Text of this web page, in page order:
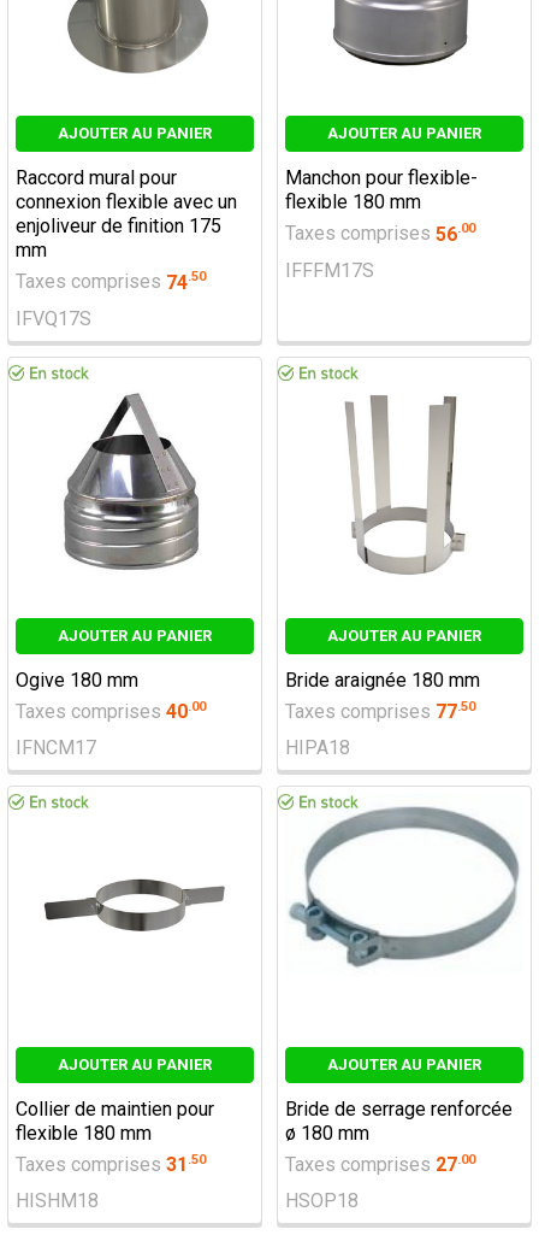
AJOUTER AU PANIER
Raccord mural pour
connexion flexible avec un
enjoliveur de finition 175
mm
Taxes comprises 74.50
IFVQ17S
AJOUTER AU PANIER
Manchon pour flexible-
flexible 180 mm
Taxes comprises 56.00
IFFFM17S
AJOUTER AU PANIER
Ogive 180 mm
Taxes comprises 40.00
IFNCM17
AJOUTER AU PANIER
Bride araignée 180 mm
Taxes comprises 77.50
HIPA18
AJOUTER AU PANIER
Collier de maintien pour
flexible 180 mm
Taxes comprises 31 .50
HISHM18
AJOUTER AU PANIER
Bride de serrage renforcée
ø 180 mm
Taxes comprises 27.00
HSOP18